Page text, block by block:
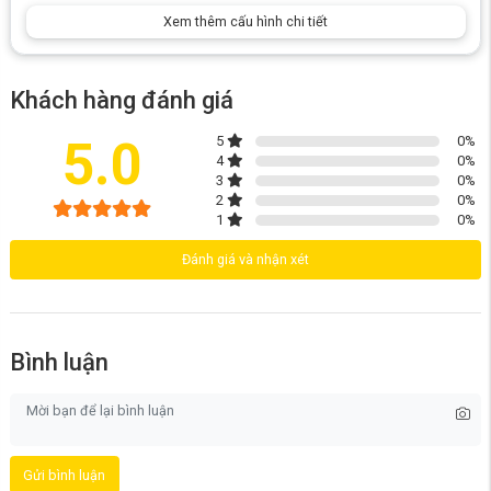
song, kết hợp với lưỡi cắt xoắn để hướng tóc về phía khe hút trung tâm.
Roborock Qrevo Curv
Xem thêm cấu hình chi tiết
Khách hàng đánh giá
5.0 5 0%
4
0%
3
0%
2
0%
1
0%
Đánh giá và nhận xét
Bình luận
Gửi bình luận